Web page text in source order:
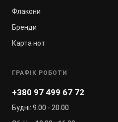
Флакони
Бренди
Карта нот
ГРАФІК РОБОТИ
+380 97 499 67 72
Будні: 9.00 - 20.00